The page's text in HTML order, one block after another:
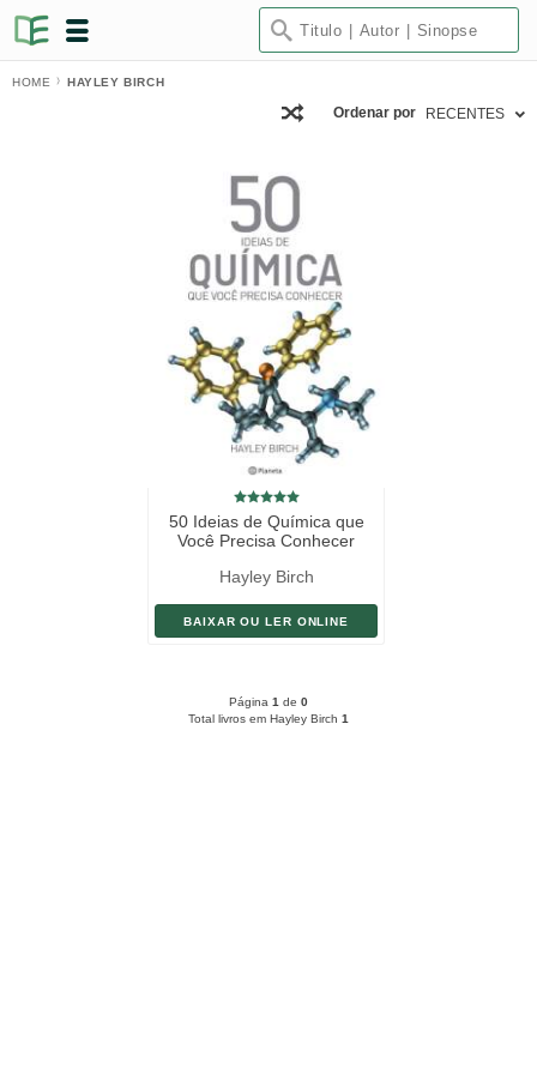
HOME HAYLEY BIRCH
Ordenar por RECENTES
50 Ideias de Química que
Você Precisa Conhecer
Hayley Birch
BAIXAR OU LER ONLINE
Página 1 de 0
Total livros em Hayley Birch 1